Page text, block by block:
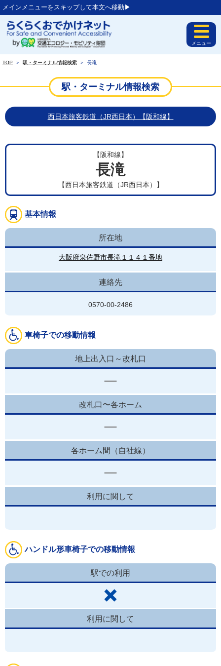
メインメニューをスキップして本文へ移動▶︎
メニュー
TOP ＞ 駅・ターミナル情報検索 ＞ 長滝
駅・ターミナル情報検索
西日本旅客鉄道（JR西日本）【阪和線】
【阪和線】
長滝
【西日本旅客鉄道（JR西日本）】
基本情報
所在地
大阪府泉佐野市長滝１１４１番地
連絡先
0570-00-2486
車椅子での移動情報
地上出入口～改札口
改札口〜各ホーム
各ホーム間（自社線）
利用に関して
ハンドル形車椅子での移動情報
駅での利用
利用に関して